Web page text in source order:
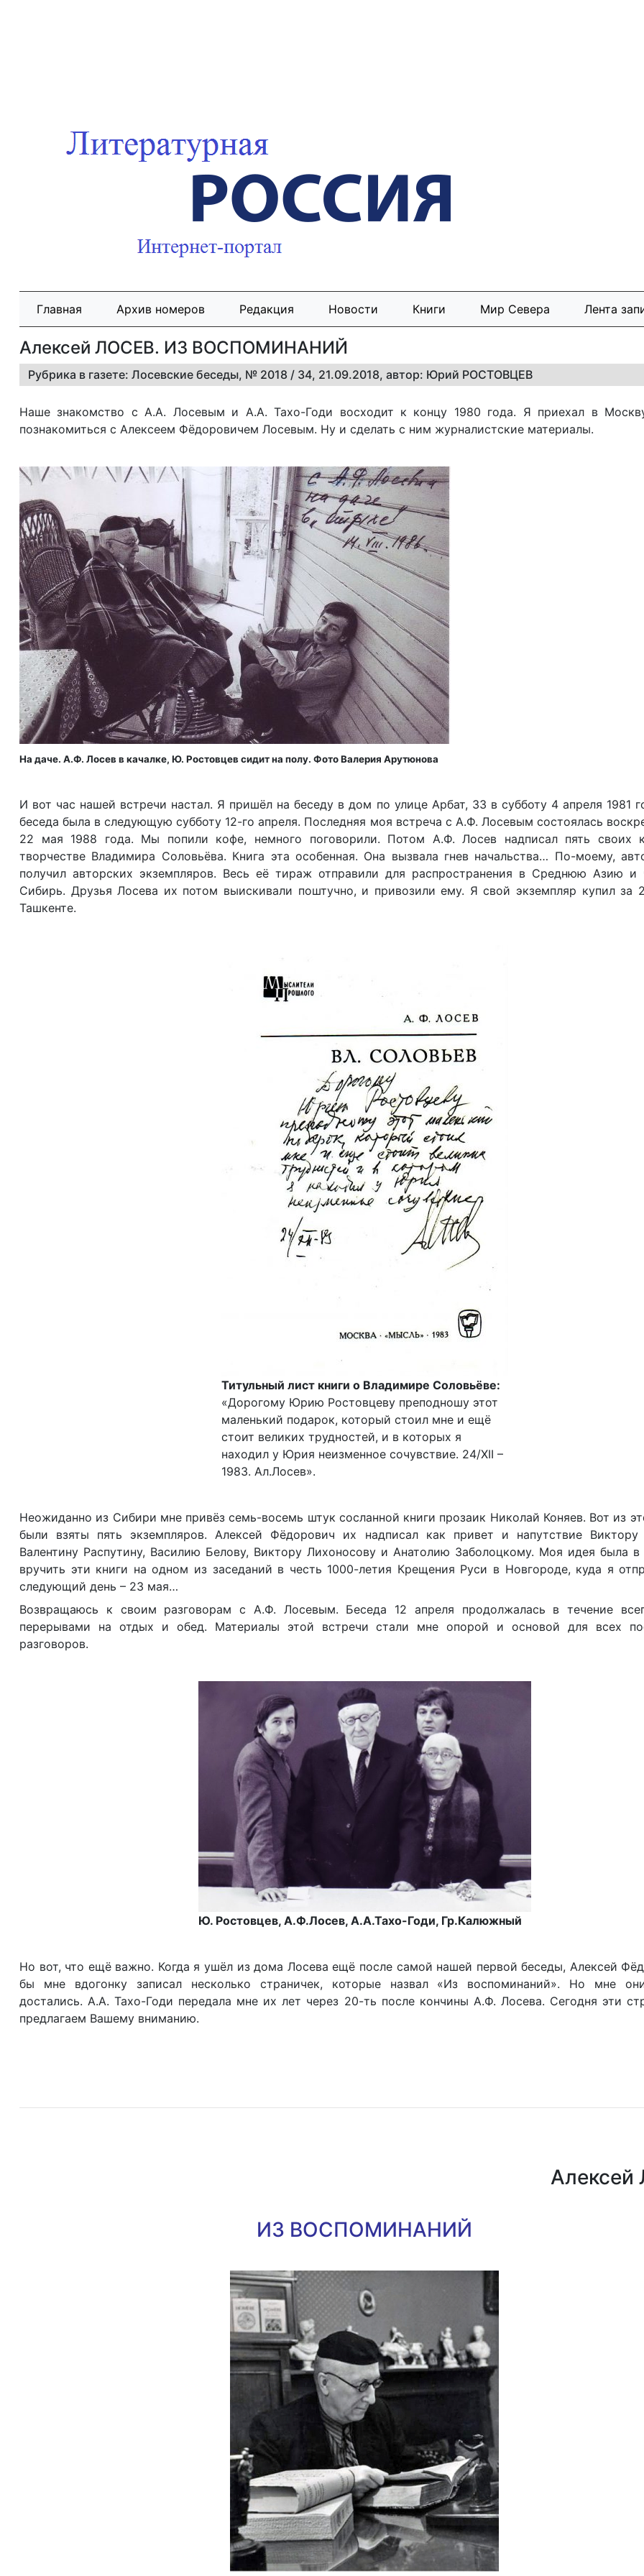
Главная Архив номеров Редакция Новости Книги Мир Севера Лента
Алексей ЛОСЕВ. ИЗ ВОСПОМИНАНИЙ
Рубрика в газете: Лосевские беседы, № 2018 / 34, 21.09.2018, автор: Юрий РОСТОВЦЕВ
Наше знакомство с А.А. Лосевым и А.А. Тахо-Годи восходит к концу 1980 года. Я приехал в
познакомиться с Алексеем Фёдоровичем Лосевым. Ну и сделать с ним журналистские материалы.
На даче. А.Ф. Лосев в качалке, Ю. Ростовцев сидит на полу. Фото Валерия Арутюнова
И вот час нашей встречи настал. Я пришёл на беседу в дом по улице Арбат, 33 в субботу 4 апреля 1981
беседа была в следующую субботу 12-го апреля. Последняя моя встреча с А.Ф. Лосевым состоялась
22 мая 1988 года. Мы попили кофе, немного поговорили. Потом А.Ф. Лосев надписал пять своих
творчестве Владимира Соловьёва. Книга эта особенная. Она вызвала гнев начальства… По-моему,
получил авторских экземпляров. Весь её тираж отправили для распространения в Среднюю Азию и
Сибирь. Друзья Лосева их потом выискивали поштучно, и привозили ему. Я свой экземпляр купил за
Ташкенте.
Титульный лист книги о Владимире Соловьёве:
«Дорогому Юрию Ростовцеву преподношу этот
маленький подарок, который стоил мне и ещё
стоит великих трудностей, и в которых я
находил у Юрия неизменное сочувствие. 24/XII –
1983. Ал.Лосев».
Неожиданно из Сибири мне привёз семь-восемь штук сосланной книги прозаик Николай Коняев. Вот из
были взяты пять экземпляров. Алексей Фёдорович их надписал как привет и напутствие Виктору
Валентину Распутину, Василию Белову, Виктору Лихоносову и Анатолию Заболоцкому. Моя идея была
вручить эти книги на одном из заседаний в честь 1000-летия Крещения Руси в Новгороде, куда я
следующий день – 23 мая…
Возвращаюсь к своим разговорам с А.Ф. Лосевым. Беседа 12 апреля продолжалась в течение
перерывами на отдых и обед. Материалы этой встречи стали мне опорой и основой для всех
разговоров.
Ю. Ростовцев, А.Ф.Лосев, А.А.Тахо-Годи, Гр.Калюжный
Но вот, что ещё важно. Когда я ушёл из дома Лосева ещё после самой нашей первой беседы, Алексей
бы мне вдогонку записал несколько страничек, которые назвал «Из воспоминаний». Но мне
достались. А.А. Тахо-Годи передала мне их лет через 20-ть после кончины А.Ф. Лосева. Сегодня эти
предлагаем Вашему вниманию.
ИЗ ВОСПОМИНАНИЙ